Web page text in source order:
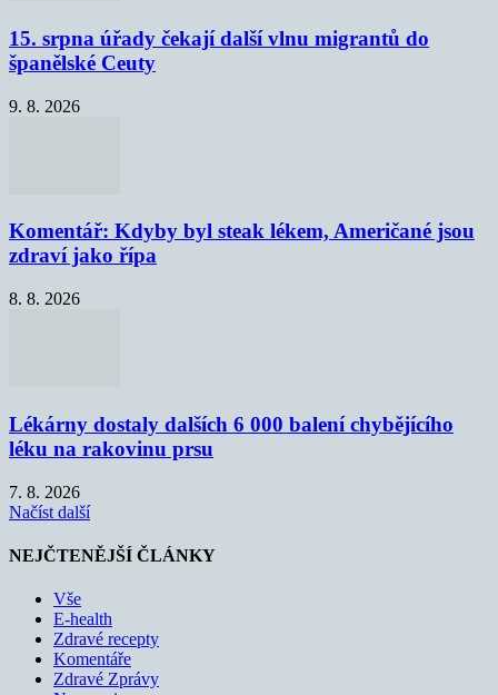
15. srpna úřady čekají další vlnu migrantů do
španělské Ceuty
9. 8. 2026
Komentář: Kdyby byl steak lékem, Američané jsou
zdraví jako řípa
8. 8. 2026
Lékárny dostaly dalších 6 000 balení chybějícího
léku na rakovinu prsu
7. 8. 2026
Načíst další
NEJČTENĚJŠÍ ČLÁNKY
Vše
E-health
Zdravé recepty
Komentáře
Zdravé Zprávy